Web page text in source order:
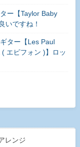
ー【Taylor Baby
いですね！
ター【Les Paul
エピフォン )】ロッ
レンジ